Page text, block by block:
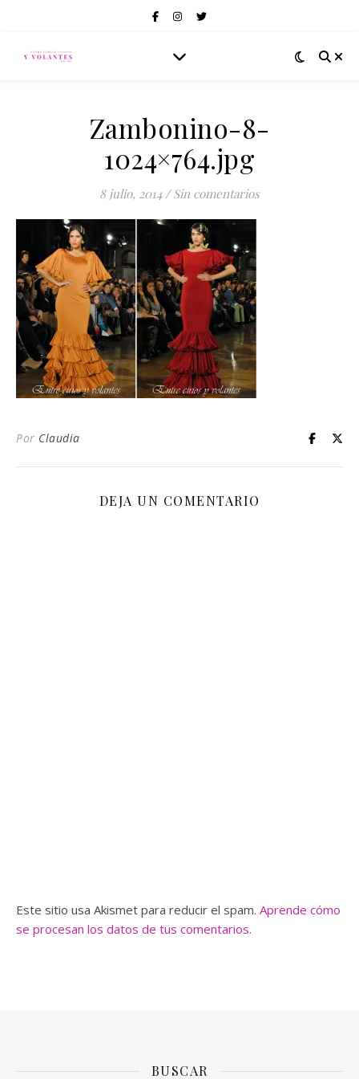
Zambonino-8-
1024×764.jpg
8 julio, 2014 / Sin comentarios
Por Claudia
DEJA UN COMENTARIO
Este sitio usa Akismet para reducir el spam. Aprende cómo
se procesan los datos de tus comentarios.
BUSCAR